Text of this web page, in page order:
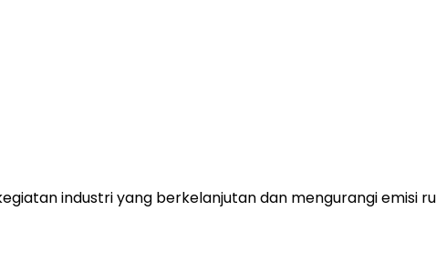
industri yang berkelanjutan dan mengurangi emisi